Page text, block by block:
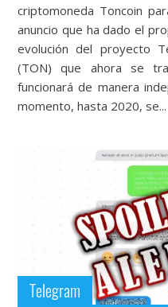
criptomoneda Toncoin
anuncio que ha dado el
evolución del proyecto
(TON) que ahora se
funcionará de manera
momento, hasta 2020, se...
Telegram